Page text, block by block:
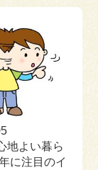
資料請求
地よい暮ら
に注目のイ